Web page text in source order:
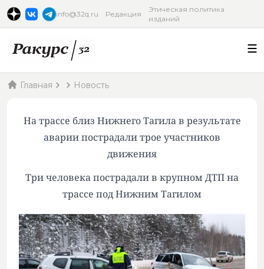
info@32q.ru Редакция
Этическая политика
изданий
Главная Новость
На трассе близ Нижнего Тагила в результате
аварии пострадали трое участников
движения
Три человека пострадали в крупном ДТП на
трассе под Нижним Тагилом